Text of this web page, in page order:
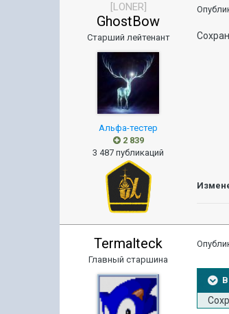
[LONER]
GhostBow
Старший лейтенант
Альфа-тестер
2 839
3 487 публикаций
Termalteck
Главный старшина